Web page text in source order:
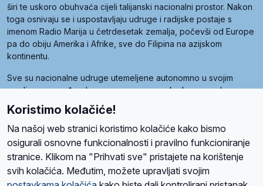
širi te uskoro obuhvaća cijeli talijanski nacionalni prostor. Nakon
toga osnivaju se i uspostavljaju udruge i radijske postaje s
imenom Radio Marija u četrdesetak zemalja, počevši od Europe
pa do obiju Amerika i Afrike, sve do Filipina na azijskom
kontinentu.
Sve su nacionalne udruge utemeljene autonomno u svojim
zemljama, a međusobna su povezane preko krovne udruge
pod nazivom Svjetska obitelj Radio Marije (World Family of
Radio Maria). Svjetsku obitelj utemeljilo je sedam članica, među
kojima je i hrvatska Udruga Radio Marija.
O namaRadio ProgramVolonteriPrijateljiKontaktPravila privatnosti
Koristimo kolačiće!
Na našoj web stranici koristimo kolačiće kako bismo
osigurali osnovne funkcionalnosti i pravilno funkcioniranje
stranice. Klikom na "Prihvati sve" pristajete na korištenje
svih kolačića. Međutim, možete upravljati svojim